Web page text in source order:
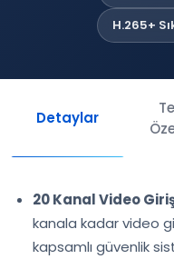
H.265+
Detaylar
20 Kanal Video
kanala kadar video
kapsamlı güvenlik